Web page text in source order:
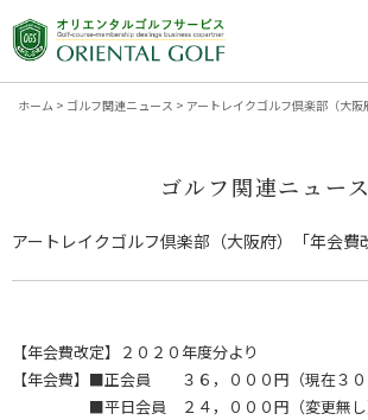
ホーム > ゴルフ関連ニュース > アートレイクゴルフ倶楽部（大阪
ゴルフ関連ニュース
アートレイクゴルフ倶楽部（大阪府）「年会費
【年会費改定】２０２０年度分より
【年会費】■正会員 ３６，０００円（現在３０
■平日会員 ２４，０００円（変更無し